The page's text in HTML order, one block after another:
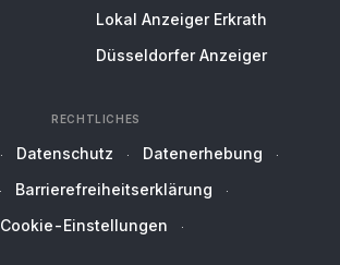
Lokal Anzeiger Erkrath
Düsseldorfer Anzeiger
RECHTLICHES
Datenschutz
Datenerhebung
Barrierefreiheitserklärung
Cookie-Einstellungen